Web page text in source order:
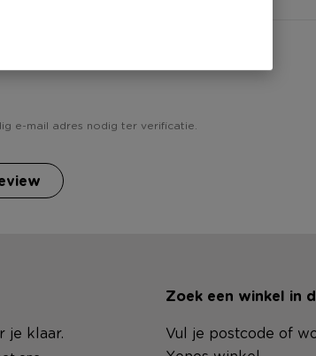
e-mail adres nodig ter verificatie.
je klaar.
Zoek een winkel in
Vul je postcode of